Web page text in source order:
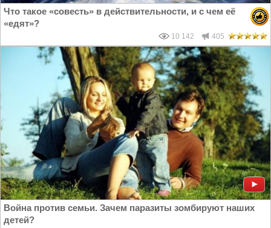
Что такое «совесть» в действительности, и с чем её
«едят»?
10 142 405
Война против семьи. Зачем паразиты зомбируют наших
детей?